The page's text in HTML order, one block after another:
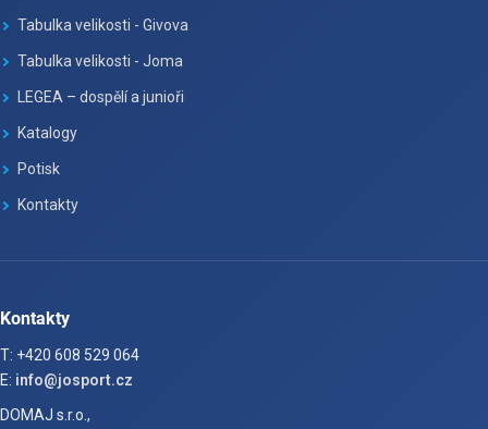
Tabulka velikosti - Givova
Tabulka velikosti - Joma
LEGEA – dospělí a junioři
Katalogy
Potisk
Kontakty
Kontakty
T: +420 608 529 064
E: info@josport.cz
DOMAJ s.r.o.,